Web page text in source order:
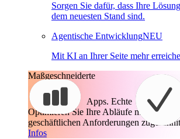
Sorgen Sie dafür, dass Ihre
dem neuesten Stand sind.
Agentische EntwicklungNEU
Mit KI an Ihrer Seite mehr
Maßgeschneiderte
Apps. Echte
Optimieren Sie Ihre Abläufe mit Apps,
geschäftlichen Anforderungen
Infos